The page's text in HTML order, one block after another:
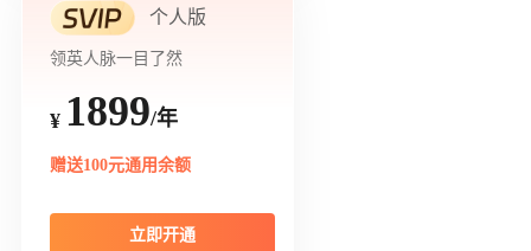
个人版
领英人脉一目了然
¥ 1899/年
赠送100元通用余额
立即开通